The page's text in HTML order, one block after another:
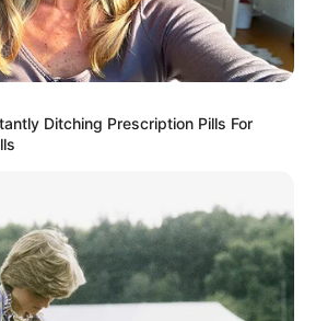
Ditching Prescription Pills For